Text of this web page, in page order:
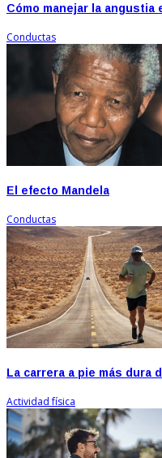
Cómo manejar la
Conductas
El efecto Mandela
Conductas
La carrera a pie más dura
Actividad física